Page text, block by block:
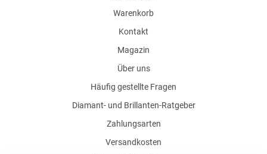
Warenkorb
Kontakt
Magazin
Über uns
Häufig gestellte Fragen
Diamant- und Brillanten-Ratgeber
Zahlungsarten
Versandkosten